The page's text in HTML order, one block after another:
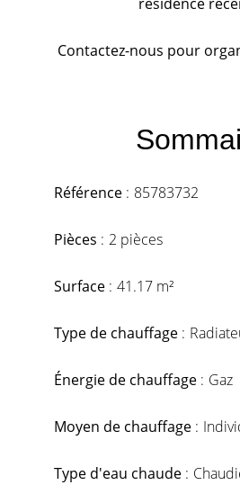
Contactez-nous pour
Référence 85783732
Pièces 2 pièces
Surface 41.17 m²
Type de chauffage
Énergie de chauffage Gaz
Moyen de chauffage
Type d'eau chaude